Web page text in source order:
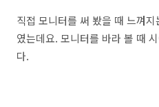
직접 모니터를 써 봤을 때 느껴
였는데요. 모니터를 바라 볼 때
다.